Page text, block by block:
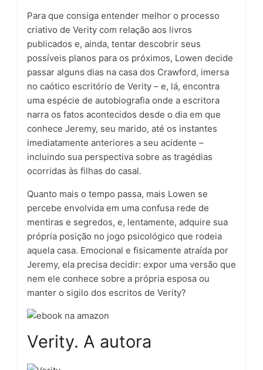
Para que consiga entender melhor o processo
criativo de Verity com relação aos livros
publicados e, ainda, tentar descobrir seus
possíveis planos para os próximos, Lowen decide
passar alguns dias na casa dos Crawford, imersa
no caótico escritório de Verity – e, lá, encontra
uma espécie de autobiografia onde a escritora
narra os fatos acontecidos desde o dia em que
conhece Jeremy, seu marido, até os instantes
imediatamente anteriores a seu acidente –
incluindo sua perspectiva sobre as tragédias
ocorridas às filhas do casal.
Quanto mais o tempo passa, mais Lowen se
percebe envolvida em uma confusa rede de
mentiras e segredos, e, lentamente, adquire sua
própria posição no jogo psicológico que rodeia
aquela casa. Emocional e fisicamente atraída por
Jeremy, ela precisa decidir: expor uma versão que
nem ele conhece sobre a própria esposa ou
manter o sigilo dos escritos de Verity?
Verity. A autora